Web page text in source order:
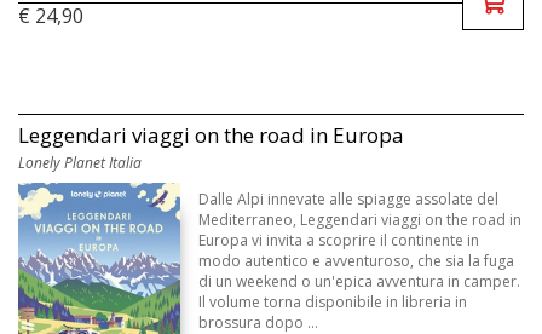
€ 24,90
Leggendari viaggi on the road in Europa
Lonely Planet Italia
Dalle Alpi innevate alle spiagge assolate del
Mediterraneo, Leggendari viaggi on the road in
Europa vi invita a scoprire il continente in
modo autentico e avventuroso, che sia la fuga
di un weekend o un'epica avventura in camper.
Il volume torna disponibile in libreria in
brossura dopo ...